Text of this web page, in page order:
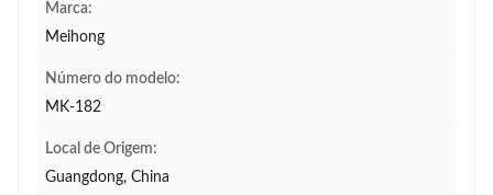
Marca:
Meihong
Número do modelo:
MK-182
Local de Origem:
Guangdong, China